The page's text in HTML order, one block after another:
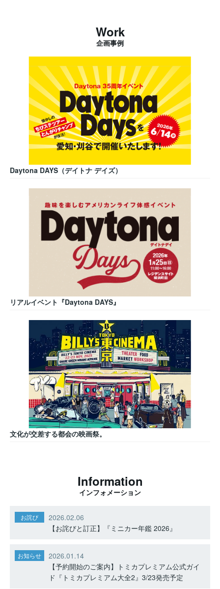
Work
企画事例
Daytona DAYS（デイトナ デイズ）
リアルイベント『Daytona DAYS』
文化が交差する都会の映画祭。
Information
インフォメーション
お詫び
2026.02.06
【お詫びと訂正】『ミニカー年鑑 2026』
お知らせ
2026.01.14
【予約開始のご案内】トミカプレミアム公式ガイ
ド『トミカプレミアム大全2』3/23発売予定